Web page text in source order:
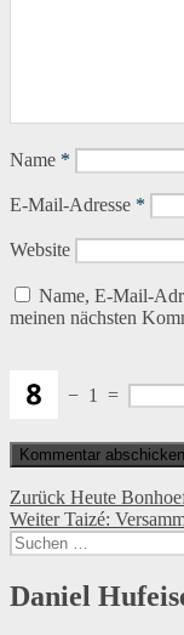
Name *
E-Mail-Adresse *
Website
Name, E-Mail-
meinen nächsten
− 1 =
Zurück Vorheriger
Beitrag:
Heute
Weiter Nächster
Beitrag:
Taizé:
Suchen
nach:
Daniel